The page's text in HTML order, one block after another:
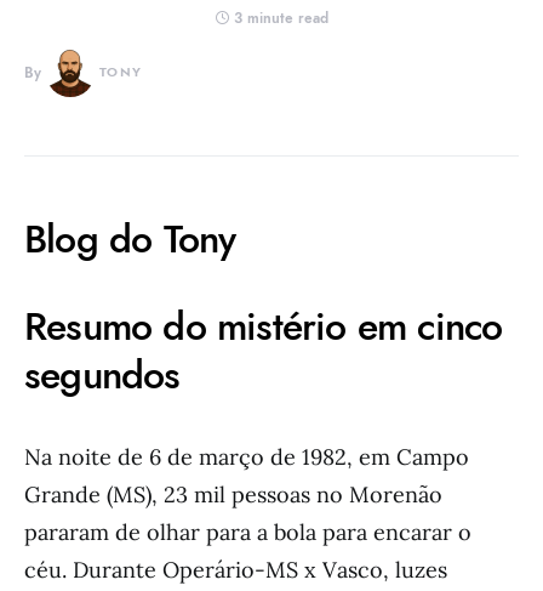
3 minute read
By TONY
Blog do Tony
Resumo do mistério em cinco
segundos
Na noite de 6 de março de 1982, em Campo
Grande (MS), 23 mil pessoas no Morenão
pararam de olhar para a bola para encarar o
céu. Durante Operário-MS x Vasco, luzes